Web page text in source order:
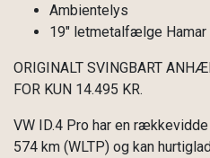
Ambientelys
19" letmetalfælge Hamar
ORIGINALT SVINGBART
FOR KUN 14.495 KR.
VW ID.4 Pro har en
574 km (WLTP) og kan